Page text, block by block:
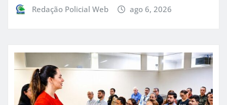
Redação Policial Web ago 6, 2026